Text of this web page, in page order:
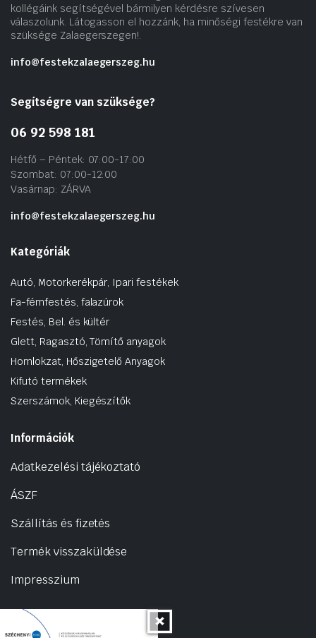
kollégáink segítségével bármilyen kérdésre szívesen
válaszolunk. Látogasson el hozzánk, ha minőségi festékre van
szüksége Zalaegerszegen!.
info@festekzalaegerszeg.hu
Segítségre van szüksége?
06 92 598 181
Hétfő – Péntek: 07:00-17:00
Szombat: 07:00-12:00
Vasárnap: ZÁRVA
info@festekzalaegerszeg.hu
Kategóriák
Autó, Motorkerékpár, Ipari festékek
Fa-fémfestés, falazúrok
Festés, Bel. és kültér
Glett, Ragasztó, Tömítő anyagok
Homlokzat, Hőszigetelő Anyagok
Kifutó termékek
Szerszámok, Kiegészítők
Információk
Adatkezelési tájékoztató
ÁSZF
Szállítás és fizetés
Termék visszaküldése
Impresszium